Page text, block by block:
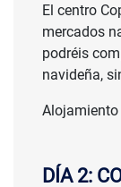
El centro
mercados
podréis
navideña,
Alojamiento
DÍA 2: